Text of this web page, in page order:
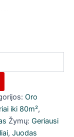
Oro
iki 80m²,
Žymų: Geriausi
, Juodas